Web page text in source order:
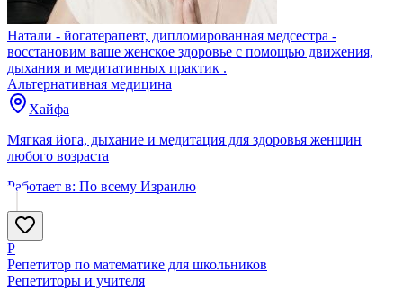
Натали - йогатерапевт, дипломированная медсестра -
восстановим ваше женское здоровье с помощью движения,
дыхания и медитативных практик .
Альтернативная медицина
Хайфа
Мягкая йога, дыхание и медитация для здоровья женщин
любого возраста
Работает в: По всему Израилю
Р
Репетитор по математике для школьников
Репетиторы и учителя